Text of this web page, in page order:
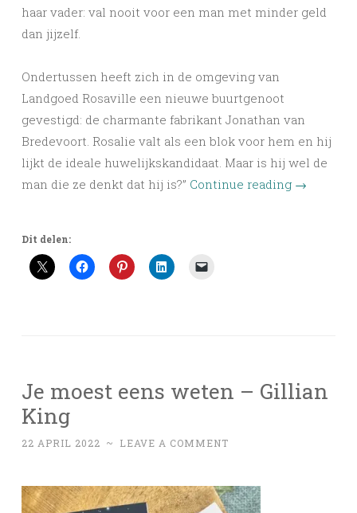
haar vader: val nooit voor een man met minder geld
dan jijzelf.
Ondertussen heeft zich in de omgeving van
Landgoed Rosaville een nieuwe buurtgenoot
gevestigd: de charmante fabrikant Jonathan van
Bredevoort. Rosalie valt als een blok voor hem en hij
lijkt de ideale huwelijkskandidaat. Maar is hij wel de
man die ze denkt dat hij is?” Continue reading →
Dit delen:
Je moest eens weten – Gillian
King
22 APRIL 2022 ~ LEAVE A COMMENT